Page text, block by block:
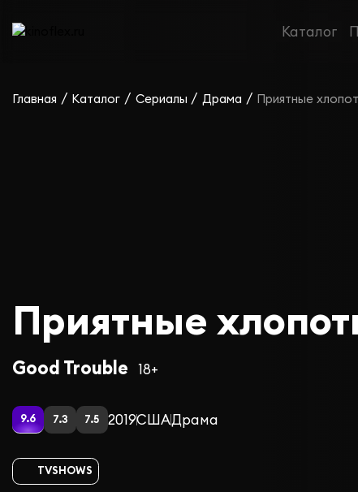
Каталог
Главная / Каталог / Сериалы / Драма / Приятные
Приятные
Good Trouble 18+
9.6 7.3 7.5 2019СШАДрама
TVSHOWS